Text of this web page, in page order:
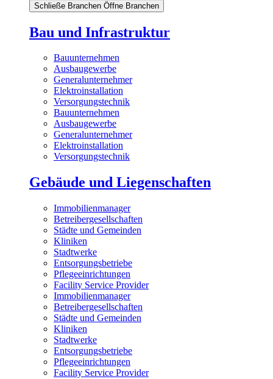
Schließe Branchen Öffne Branchen
Bau und Infrastruktur
Bauunternehmen
Ausbaugewerbe
Generalunternehmer
Elektroinstallation
Versorgungstechnik
Bauunternehmen
Ausbaugewerbe
Generalunternehmer
Elektroinstallation
Versorgungstechnik
Gebäude und Liegenschaften
Immobilienmanager
Betreibergesellschaften
Städte und Gemeinden
Kliniken
Stadtwerke
Entsorgungsbetriebe
Pflegeeinrichtungen
Facility Service Provider
Immobilienmanager
Betreibergesellschaften
Städte und Gemeinden
Kliniken
Stadtwerke
Entsorgungsbetriebe
Pflegeeinrichtungen
Facility Service Provider